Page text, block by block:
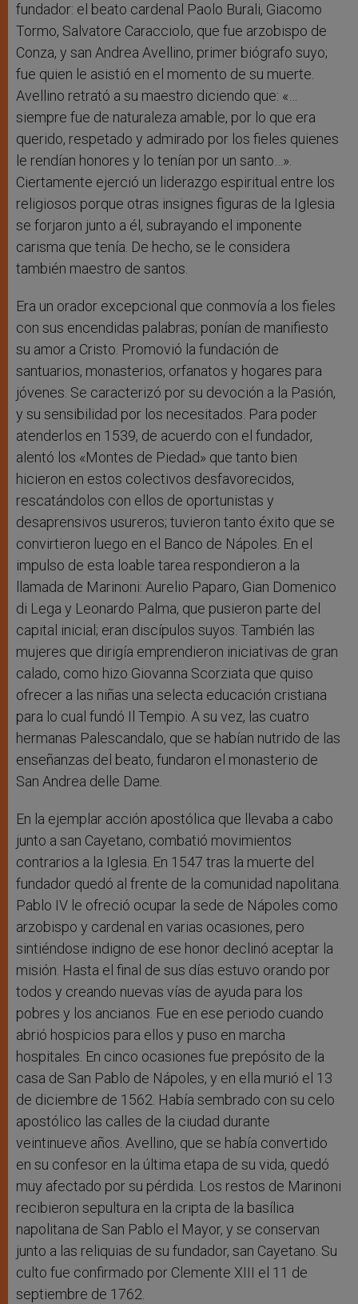
fundador: el beato cardenal Paolo Burali, Giacomo
Tormo, Salvatore Caracciolo, que fue arzobispo de
Conza, y san Andrea Avellino, primer biógrafo suyo;
fue quien le asistió en el momento de su muerte.
Avellino retrató a su maestro diciendo que: «…
siempre fue de naturaleza amable, por lo que era
querido, respetado y admirado por los fieles quienes
le rendían honores y lo tenían por un santo…».
Ciertamente ejerció un liderazgo espiritual entre los
religiosos porque otras insignes figuras de la Iglesia
se forjaron junto a él, subrayando el imponente
carisma que tenía. De hecho, se le considera
también maestro de santos.
Era un orador excepcional que conmovía a los fieles
con sus encendidas palabras; ponían de manifiesto
su amor a Cristo. Promovió la fundación de
santuarios, monasterios, orfanatos y hogares para
jóvenes. Se caracterizó por su devoción a la Pasión,
y su sensibilidad por los necesitados. Para poder
atenderlos en 1539, de acuerdo con el fundador,
alentó los «Montes de Piedad» que tanto bien
hicieron en estos colectivos desfavorecidos,
rescatándolos con ellos de oportunistas y
desaprensivos usureros; tuvieron tanto éxito que se
convirtieron luego en el Banco de Nápoles. En el
impulso de esta loable tarea respondieron a la
llamada de Marinoni: Aurelio Paparo, Gian Domenico
di Lega y Leonardo Palma, que pusieron parte del
capital inicial; eran discípulos suyos. También las
mujeres que dirigía emprendieron iniciativas de gran
calado, como hizo Giovanna Scorziata que quiso
ofrecer a las niñas una selecta educación cristiana
para lo cual fundó Il Tempio. A su vez, las cuatro
hermanas Palescandalo, que se habían nutrido de las
enseñanzas del beato, fundaron el monasterio de
San Andrea delle Dame.
En la ejemplar acción apostólica que llevaba a cabo
junto a san Cayetano, combatió movimientos
contrarios a la Iglesia. En 1547 tras la muerte del
fundador quedó al frente de la comunidad napolitana.
Pablo IV le ofreció ocupar la sede de Nápoles como
arzobispo y cardenal en varias ocasiones, pero
sintiéndose indigno de ese honor declinó aceptar la
misión. Hasta el final de sus días estuvo orando por
todos y creando nuevas vías de ayuda para los
pobres y los ancianos. Fue en ese periodo cuando
abrió hospicios para ellos y puso en marcha
hospitales. En cinco ocasiones fue prepósito de la
casa de San Pablo de Nápoles, y en ella murió el 13
de diciembre de 1562. Había sembrado con su celo
apostólico las calles de la ciudad durante
veintinueve años. Avellino, que se había convertido
en su confesor en la última etapa de su vida, quedó
muy afectado por su pérdida. Los restos de Marinoni
recibieron sepultura en la cripta de la basílica
napolitana de San Pablo el Mayor, y se conservan
junto a las reliquias de su fundador, san Cayetano. Su
culto fue confirmado por Clemente XIII el 11 de
septiembre de 1762.